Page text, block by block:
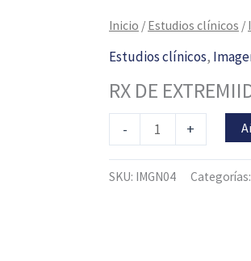
Inicio / Estudios clínicos /
Estudios clínicos,
RX DE
-
RX
DE
INFERIOR
cantidad
+
SKU: IMGN04